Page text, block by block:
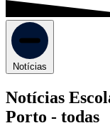
Notícias
Notícias
Porto - todas